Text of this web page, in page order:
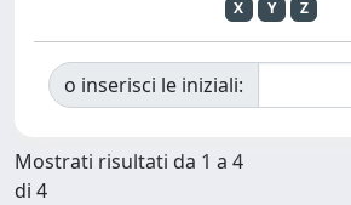
X
Y Z
o inserisci le iniziali:
Mostrati risultati da 1 a 4
di 4